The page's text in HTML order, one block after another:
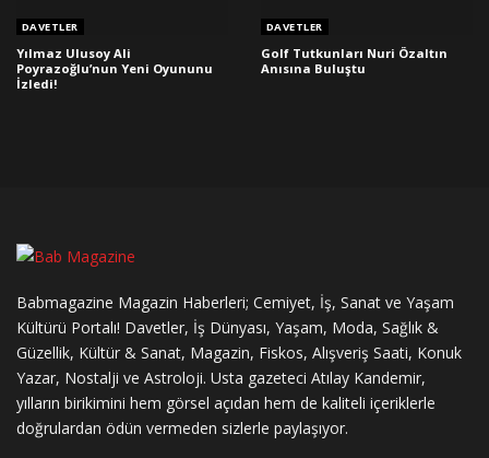
DAVETLER
Yılmaz Ulusoy Ali
Poyrazoğlu’nun Yeni Oyununu
İzledi!
DAVETLER
Golf Tutkunları Nuri Özaltın
Anısına Buluştu
Babmagazine Magazin Haberleri; Cemiyet, İş, Sanat ve Yaşam
Kültürü Portalı! Davetler, İş Dünyası, Yaşam, Moda, Sağlık &
Güzellik, Kültür & Sanat, Magazin, Fiskos, Alışveriş Saati, Konuk
Yazar, Nostalji ve Astroloji. Usta gazeteci Atılay Kandemir,
yılların birikimini hem görsel açıdan hem de kaliteli içeriklerle
doğrulardan ödün vermeden sizlerle paylaşıyor.